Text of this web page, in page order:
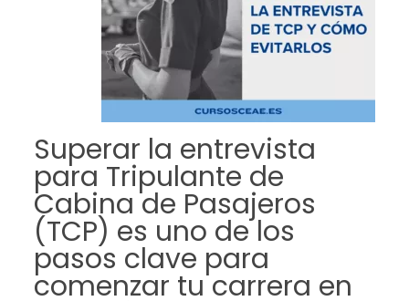
Superar la entrevista
para Tripulante de
Cabina de Pasajeros
(TCP) es uno de los
pasos clave para
comenzar tu carrera en